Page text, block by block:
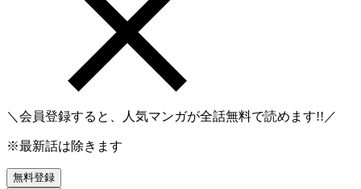
＼会員登録すると、人気マンガが全話無料で読めます!!／
※最新話は除きます
無料登録